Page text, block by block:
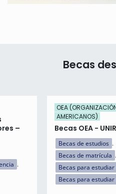
Becas
–
OEA
AMERICANOS)
Becas OEA - UNIR
Becas de estudios
Becas de matrícula
Becas para
Becas para estudiar